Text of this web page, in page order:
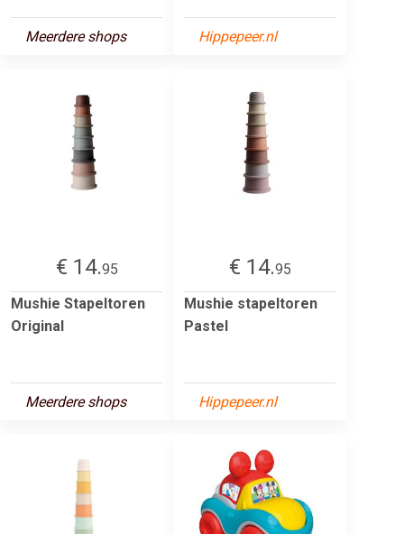
Meerdere shops Hippepeer.nl
€ 14.95
Mushie Stapeltoren
Original
Meerdere shops
€ 14.95
Mushie stapeltoren
Pastel
Hippepeer.nl